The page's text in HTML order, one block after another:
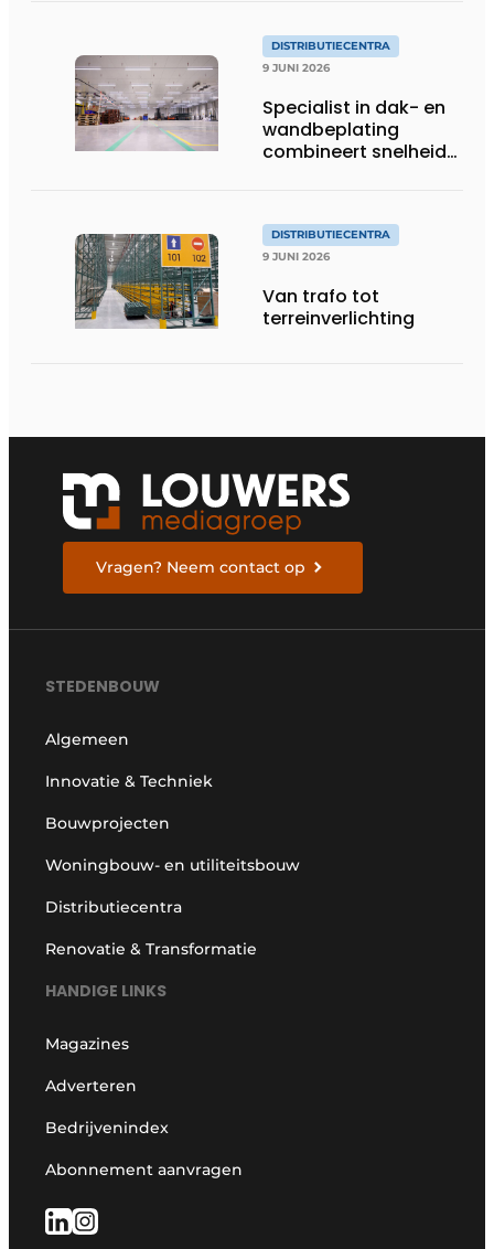
DISTRIBUTIECENTRA
9 JUNI 2026
Specialist in dak- en
wandbeplating
combineert snelheid
DISTRIBUTIECENTRA
9 JUNI 2026
Van trafo tot
terreinverlichting
Vragen? Neem contact op
STEDENBOUW
Algemeen
Innovatie & Techniek
Bouwprojecten
Woningbouw- en utiliteitsbouw
Distributiecentra
Renovatie & Transformatie
HANDIGE LINKS
Magazines
Adverteren
Bedrijvenindex
Abonnement aanvragen